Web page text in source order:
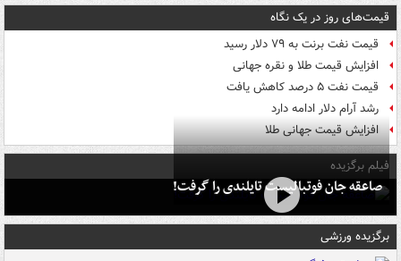
قیمت‌های روز در یک نگاه
قیمت نفت برنت به ۷۹ دلار رسید
افزایش قیمت طلا و نقره جهانی
قیمت نفت ۵ درصد کاهش یافت
رشد آرام دلار ادامه دارد
افزایش قیمت جهانی طلا
فیلم برگزیده
صاعقه جان فوتبالیست تایلندی را گرفت!
برگزیده ورزشی